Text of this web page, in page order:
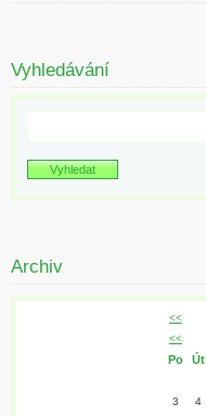
Vyhledávání
Archiv
<<
<<
Po Út
3
4